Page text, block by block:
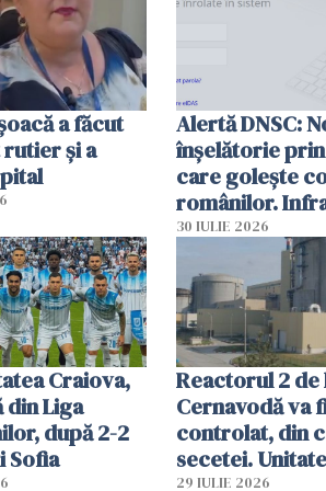
a făcut
și a
Alertă DNSC:
înșelătorie prin
care golește
românilor.
folosesc numele
Ghișeul.ro și
Române
30 IULIE 2026
Craiova,
din Liga
după 2-2
Sofia
Reactorul 2 de
Cernavodă va
controlat, din
secetei.
29 IULIE 2026